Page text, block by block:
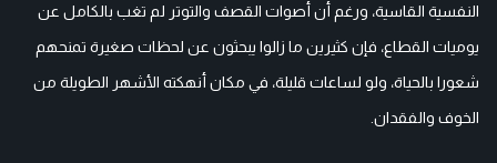
النفسية القاسية، ورغم أن أصوات القصف والتوتر لم تغب بالكامل عن
يوميات القطاع، فإن كثيرين ما زالوا يبحثون عن لحظات صغيرة تمنحهم
شعورا بالحياة، ولو لساعات قليلة، في مكان أنهكته الأشهر الطويلة من
الخوف والفقدان.